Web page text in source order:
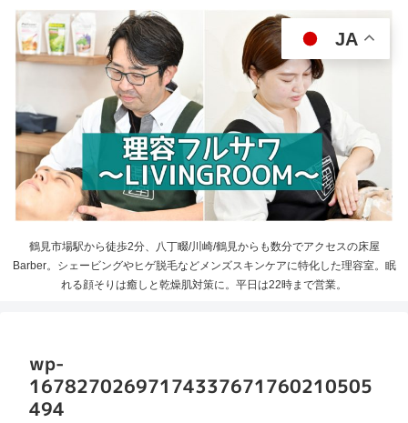
鶴見市場駅から徒歩2分、八丁畷/川崎/鶴見からも数分でアクセスの床屋
Barber。シェービングやヒゲ脱毛などメンズスキンケアに特化した理容室。眠
れる顔そりは癒しと乾燥肌対策に。平日は22時まで営業。
wp-
16782702697174337671760210505
494
JA